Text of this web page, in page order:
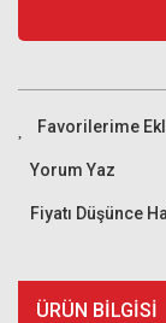
Yorum Yaz
Fiyatı Düşünce
ÜRÜN BILGISI